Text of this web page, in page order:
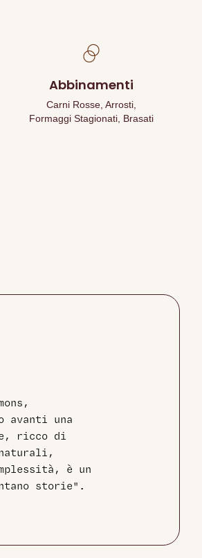
Abbinamenti
Carni Rosse, Arrosti,
Formaggi Stagionati, Brasati
avanti una
ricco di
è un
storie".